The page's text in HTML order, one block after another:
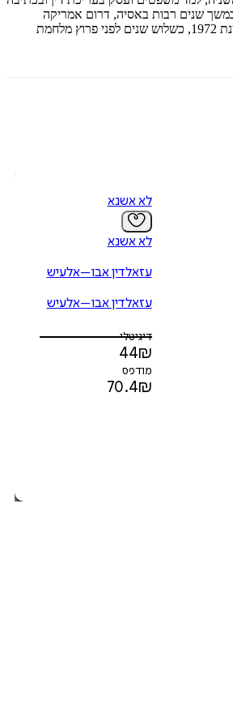
במשך שנים רבות באסיה, דרום אמריקה
, חיבר בשנת 1972, כשלוש שנים לפני פרוץ מלחמת
לא אשנא
לא אשנא
עזאלדין אבו–אלעיש
עזאלדין אבו–אלעיש
דיגיטלי
44₪
מודפס
70.4₪